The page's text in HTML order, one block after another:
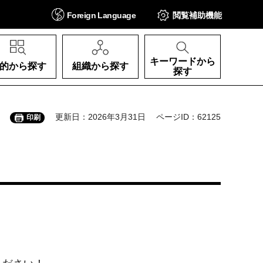
Foreign Language 閲覧補助機能
から探す 組織から探す
キーワードから
探す
印刷 更新日：2026年3月31日 ページID：62125